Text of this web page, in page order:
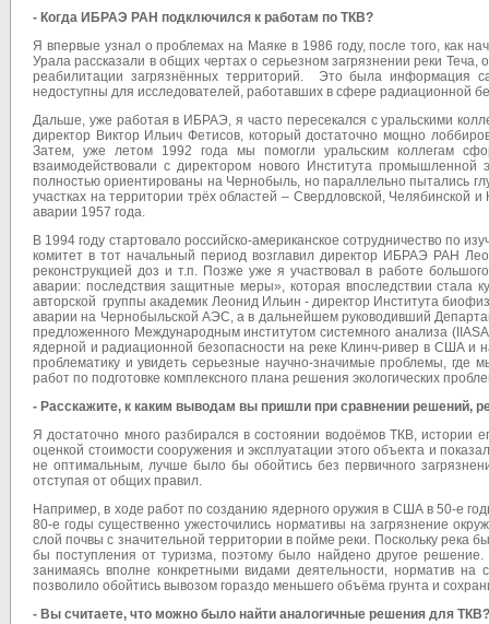
- Когда ИБРАЭ РАН подключился к работам по ТКВ?
Я впервые узнал о проблемах на Маяке в 1986 году, после того, как
Урала рассказали в общих чертах о серьезном загрязнении реки
реабилитации загрязнённых территорий. Это была информация
недоступны для исследователей, работавших в сфере радиационной
Дальше, уже работая в ИБРАЭ, я часто пересекался с уральскими
директор Виктор Ильич Фетисов, который достаточно мощно
Затем, уже летом 1992 года мы помогли уральским коллегам
взаимодействовали с директором нового Института
полностью ориентированы на Чернобыль, но параллельно пытались
участках на территории трёх областей – Свердловской, Челябинской
аварии 1957 года.
В 1994 году стартовало российско-американское сотрудничество
комитет в тот начальный период возглавил директор ИБРАЭ РАН
реконструкцией доз и т.п. Позже уже я участвовал в работе
аварии: последствия защитные меры», которая впоследствии стала
авторской группы академик Леонид Ильин - директор Института
аварии на Чернобыльской АЭС, а в дальнейшем руководивший
предложенного Международным институтом системного анализа
ядерной и радиационной безопасности на реке Клинч-ривер в США и
проблематику и увидеть серьезные научно-значимые проблемы, где
работ по подготовке комплексного плана решения экологических
- Расскажите, к каким выводам вы пришли при сравнении решений,
Я достаточно много разбирался в состоянии водоёмов ТКВ,
оценкой стоимости сооружения и эксплуатации этого объекта и
не оптимальным, лучше было бы обойтись без первичного
отступая от общих правил.
Например, в ходе работ по созданию ядерного оружия в США в 50-е
80-е годы существенно ужесточились нормативы на загрязнение
слой почвы с значительной территории в пойме реки. Поскольку река
бы поступления от туризма, поэтому было найдено другое
занимаясь вполне конкретными видами деятельности, норматив
позволило обойтись вывозом гораздо меньшего объёма грунта и
- Вы считаете, что можно было найти аналогичные решения для ТКВ?